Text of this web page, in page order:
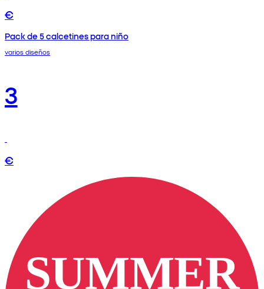
€
Pack de 5 calcetines para niño
varios diseños
3
€